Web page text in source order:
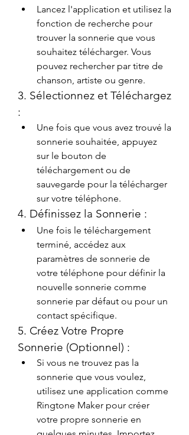
Lancez l'application et utilisez la
fonction de recherche pour
trouver la sonnerie que vous
souhaitez télécharger. Vous
pouvez rechercher par titre de
chanson, artiste ou genre.
3. Sélectionnez et Téléchargez
:
Une fois que vous avez trouvé la
sonnerie souhaitée, appuyez
sur le bouton de
téléchargement ou de
sauvegarde pour la télécharger
sur votre téléphone.
4. Définissez la Sonnerie :
Une fois le téléchargement
terminé, accédez aux
paramètres de sonnerie de
votre téléphone pour définir la
nouvelle sonnerie comme
sonnerie par défaut ou pour un
contact spécifique.
5. Créez Votre Propre
Sonnerie (Optionnel) :
Si vous ne trouvez pas la
sonnerie que vous voulez,
utilisez une application comme
Ringtone Maker pour créer
votre propre sonnerie en